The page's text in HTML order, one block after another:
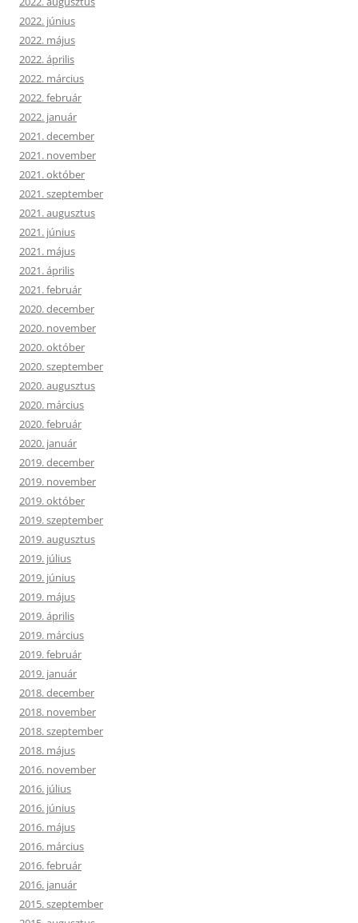
2022. június
2022. május
2022. április
2022. március
2022. február
2022. január
2021. december
2021. november
2021. október
2021. szeptember
2021. augusztus
2021. június
2021. május
2021. április
2021. február
2020. december
2020. november
2020. október
2020. szeptember
2020. augusztus
2020. március
2020. február
2020. január
2019. december
2019. november
2019. október
2019. szeptember
2019. augusztus
2019. július
2019. június
2019. május
2019. április
2019. március
2019. február
2019. január
2018. december
2018. november
2018. szeptember
2018. május
2016. november
2016. július
2016. június
2016. május
2016. március
2016. február
2016. január
2015. szeptember